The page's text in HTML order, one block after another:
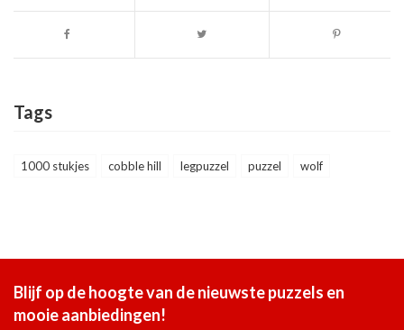
Tags
1000 stukjes cobble hill legpuzzel puzzel wolf
Blijf op de hoogte van de nieuwste puzzels en
mooie aanbiedingen!